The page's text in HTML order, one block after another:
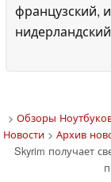
французский,
> Обзоры
Новости> Архив
Skyrim получает